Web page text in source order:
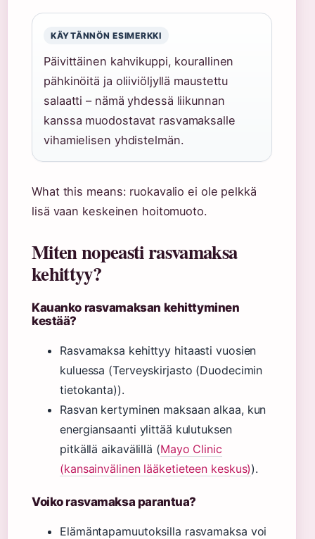
KÄYTÄNNÖN ESIMERKKI
Päivittäinen kahvikuppi, kourallinen
pähkinöitä ja oliiviöljyllä maustettu
salaatti – nämä yhdessä liikunnan
kanssa muodostavat rasvamaksalle
vihamielisen yhdistelmän.
What this means: ruokavalio ei ole pelkkä
lisä vaan keskeinen hoitomuoto.
Miten nopeasti rasvamaksa
kehittyy?
Kauanko rasvamaksan kehittyminen
kestää?
Rasvamaksa kehittyy hitaasti vuosien
kuluessa (Terveyskirjasto (Duodecimin
tietokanta)).
Rasvan kertyminen maksaan alkaa, kun
energiansaanti ylittää kulutuksen
pitkällä aikavälillä (Mayo Clinic
(kansainvälinen lääketieteen keskus)).
Voiko rasvamaksa parantua?
Elämäntapamuutoksilla rasvamaksa voi